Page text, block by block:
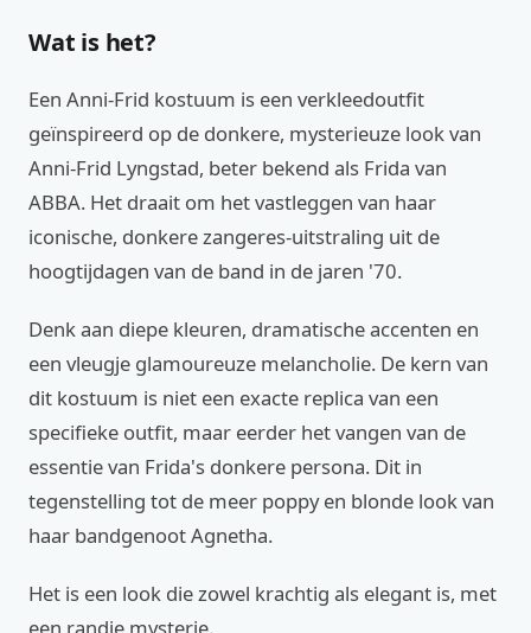
Wat is het?
Een Anni-Frid kostuum is een verkleedoutfit
geïnspireerd op de donkere, mysterieuze look van
Anni-Frid Lyngstad, beter bekend als Frida van
ABBA. Het draait om het vastleggen van haar
iconische, donkere zangeres-uitstraling uit de
hoogtijdagen van de band in de jaren '70.
Denk aan diepe kleuren, dramatische accenten en
een vleugje glamoureuze melancholie. De kern van
dit kostuum is niet een exacte replica van een
specifieke outfit, maar eerder het vangen van de
essentie van Frida's donkere persona. Dit in
tegenstelling tot de meer poppy en blonde look van
haar bandgenoot Agnetha.
Het is een look die zowel krachtig als elegant is, met